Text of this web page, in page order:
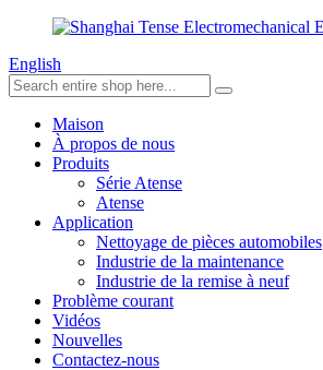
English
Maison
À propos de nous
Produits
Série Atense
Atense
Application
Nettoyage de pièces automobiles
Industrie de la maintenance
Industrie de la remise à neuf
Problème courant
Vidéos
Nouvelles
Contactez-nous